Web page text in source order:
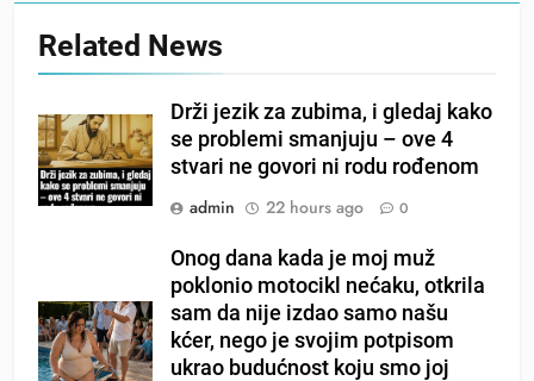
Related News
Drži jezik za zubima, i gledaj kako
se problemi smanjuju – ove 4
stvari ne govori ni rodu rođenom
admin
22 hours ago 0
Onog dana kada je moj muž
poklonio motocikl nećaku, otkrila
sam da nije izdao samo našu
kćer, nego je svojim potpisom
ukrao budućnost koju smo joj